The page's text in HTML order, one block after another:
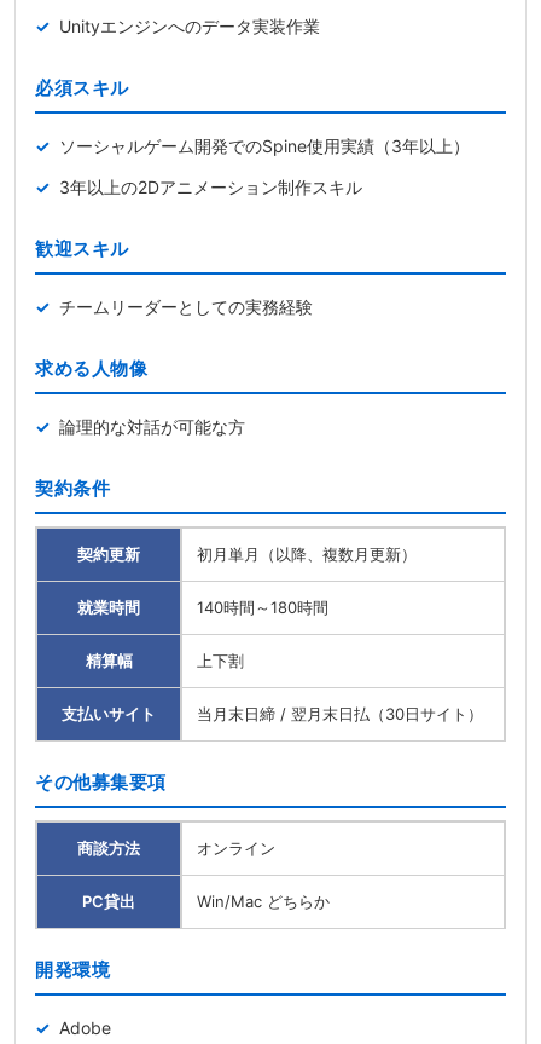
Unityエンジンへのデータ実装作業
必須スキル
ソーシャルゲーム開発でのSpine使用実績（3年以上）
3年以上の2Dアニメーション制作スキル
歓迎スキル
チームリーダーとしての実務経験
求める人物像
論理的な対話が可能な方
契約条件
契約更新 初月単月（以降、複数月更新）
就業時間 140時間～180時間
精算幅 上下割
支払いサイト 当月末日締 / 翌月末日払（30日サイト）
その他募集要項
商談方法 オンライン
PC貸出 Win/Mac どちらか
開発環境
Adobe